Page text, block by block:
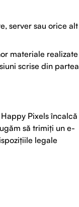
server sau orice alt
materiale realizate
scrise din partea
Pixels încalcă
să trimiți un e-
legale